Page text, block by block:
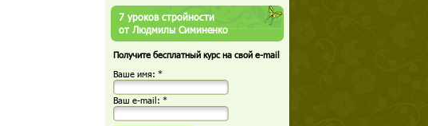
7 уроков стройности
от Людмилы Симиненко
Получите бесплатный курс на свой e-mail
Ваше имя: *
Ваш е-mail: *